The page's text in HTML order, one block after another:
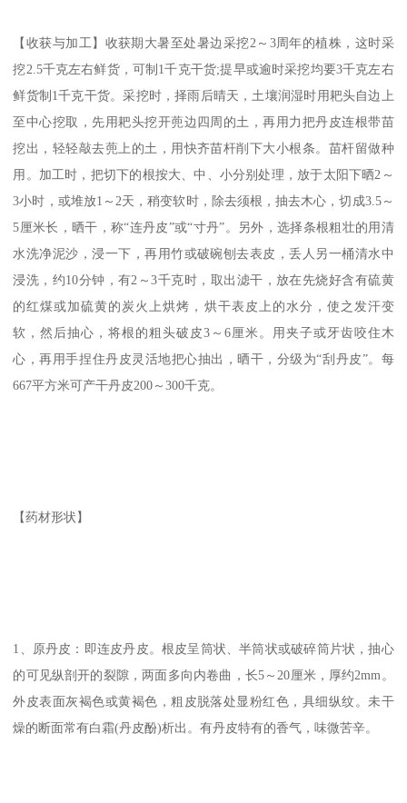
【收获与加工】收获期大暑至处暑边采挖2～3周年的植株，这时采
挖2.5千克左右鲜货，可制1千克干货;提早或逾时采挖均要3千克左右
鲜货制1千克干货。采挖时，择雨后晴天，土壤润湿时用耙头自边上
至中心挖取，先用耙头挖开蔸边四周的土，再用力把丹皮连根带苗
挖出，轻轻敲去蔸上的土，用快齐苗杆削下大小根条。苗杆留做种
用。加工时，把切下的根按大、中、小分别处理，放于太阳下晒2～
3小时，或堆放1～2天，稍变软时，除去须根，抽去木心，切成3.5～
5厘米长，晒干，称“连丹皮”或“寸丹”。另外，选择条根粗壮的用清
水洗净泥沙，浸一下，再用竹或破碗刨去表皮，丢人另一桶清水中
浸洗，约10分钟，有2～3千克时，取出滤干，放在先烧好含有硫黄
的红煤或加硫黄的炭火上烘烤，烘干表皮上的水分，使之发汗变
软，然后抽心，将根的粗头破皮3～6厘米。用夹子或牙齿咬住木
心，再用手捏住丹皮灵活地把心抽出，晒干，分级为“刮丹皮”。每
667平方米可产干丹皮200～300千克。
【药材形状】
1、原丹皮：即连皮丹皮。根皮呈筒状、半筒状或破碎筒片状，抽心
的可见纵剖开的裂隙，两面多向内卷曲，长5～20厘米，厚约2mm。
外皮表面灰褐色或黄褐色，粗皮脱落处显粉红色，具细纵纹。未干
燥的断面常有白霜(丹皮酚)析出。有丹皮特有的香气，味微苦辛。